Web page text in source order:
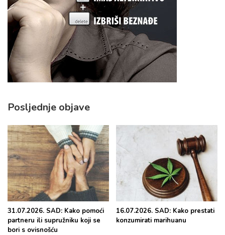
Posljednje objave
31.07.2026. SAD: Kako pomoći
partneru ili supružniku koji se
bori s ovisnošću
16.07.2026. SAD: Kako prestati
konzumirati marihuanu